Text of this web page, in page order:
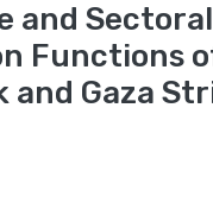
and Sectoral
Functions
and Gaza